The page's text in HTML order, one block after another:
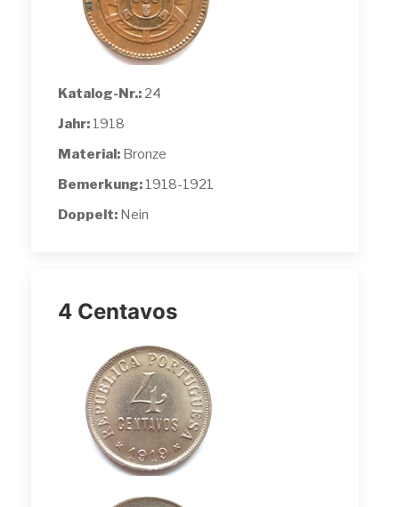
Katalog-Nr.: 24
Jahr: 1918
Material: Bronze
Bemerkung: 1918-1921
Doppelt: Nein
4 Centavos